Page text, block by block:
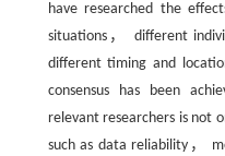
have researched the
situations， different
different timing and
consensus has been
relevant researchers is not
such as data reliability，